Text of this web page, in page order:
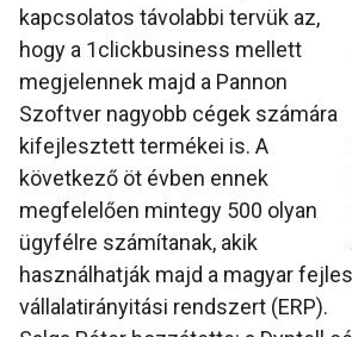
kapcsolatos távolabbi tervük az,
hogy a 1clickbusiness mellett
megjelennek majd a Pannon
Szoftver nagyobb cégek számára
kifejlesztett termékei is. A
következő öt évben ennek
megfelelően mintegy 500 olyan
ügyfélre számítanak, akik
használhatják majd a magyar
vállalatirányitási rendszert (ERP).